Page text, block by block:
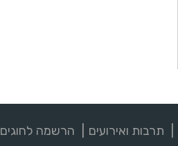
תרבות ואירועים הרשמה לחוגים